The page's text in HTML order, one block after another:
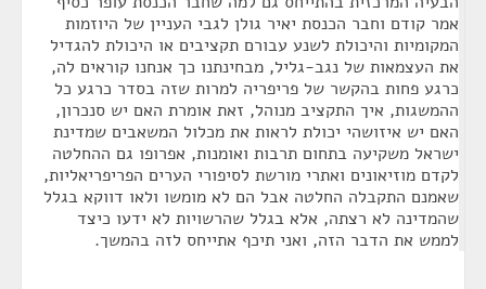
אמר קודם וחבר הכנסת יאיר גולן לגבי העניין של היוזמות
המקומיות והיכולת לשנע עבורם תקציבים או היכולת להגדיל
את העצמאות של נגב-גליל, מבחינתנו כך אנחנו קוראים לה,
כרגע פחות בהקשר של פריפריה למרות שזה בסדר כרגע כל
ההמשגות, איך התקציב מנוהל, זאת אומרת האם יש סנכרון,
האם יש איזושהי יכולת לראות את מכלול המשאבים שמדינת
ישראל משקיעה בתחום תרבות ואומנות, אפרופו גם ההחלטה
לקדם מוזיאונים ואתרי מורשת לסיפורי הערים הפריפריאליות,
שאמנם התקבלה החלטה אבל הם לא מומשו ולאו דווקא בגלל
שהמדינה לא רצתה, אלא בגלל שהרשויות לא ידעו כיצד
לממש את הדבר הזה, ואני תיכף אתייחס לזה בהמשך.